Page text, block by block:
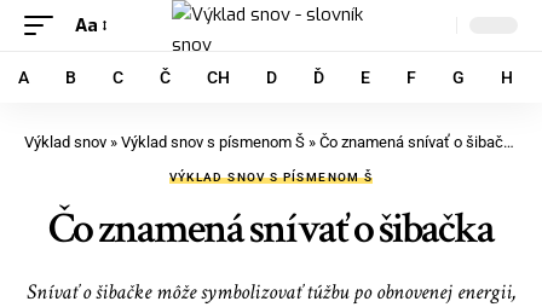
Aa
A B C Č CH D Ď E F G H
Výklad snov » Výklad snov s písmenom Š » Čo znamená snívať o šibačka
VÝKLAD SNOV S PÍSMENOM Š
Čo znamená snívať o šibačka
Snívať o šibačke môže symbolizovať túžbu po obnovenej energii,